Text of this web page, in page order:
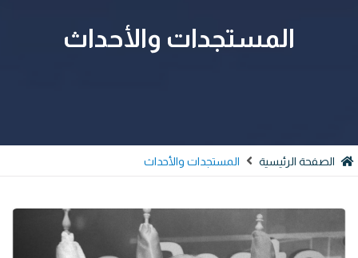
المستجدات والأحداث
الصفحة الرئيسية المستجدات والأحداث